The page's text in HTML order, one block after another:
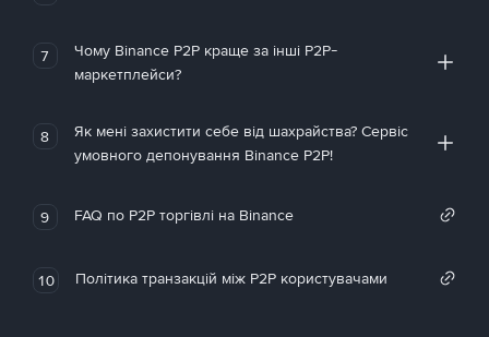
7
Чому Binance P2P краще за інші P2P-
маркетплейси?
8
Як мені захистити себе від шахрайства? Сервіс
умовного депонування Binance P2P!
9 FAQ по P2P торгівлі на Binance
10 Політика транзакцій між P2P користувачами